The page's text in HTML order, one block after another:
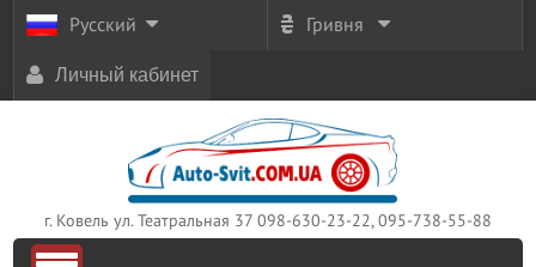
Русский Гривня
Личный кабинет
г. Ковель ул. Театральная 37 098-630-23-22, 095-738-55-88